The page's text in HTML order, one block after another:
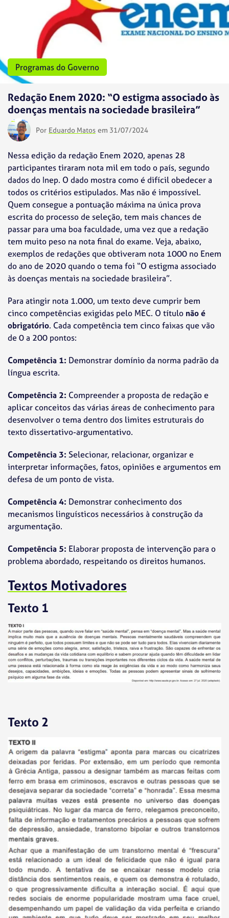
Programas do Governo
Redação Enem 2020: “O estigma associado às
doenças mentais na sociedade brasileira”
Por Eduardo Matos em 31/07/2024
Nessa edição da redação Enem 2020, apenas 28
participantes tiraram nota mil em todo o país, segundo
dados do Inep. O dado mostra como é difícil obedecer a
todos os critérios estipulados. Mas não é impossível.
Quem consegue a pontuação máxima na única prova
escrita do processo de seleção, tem mais chances de
passar para uma boa faculdade, uma vez que a redação
tem muito peso na nota final do exame. Veja, abaixo,
exemplos de redações que obtiveram nota 1000 no Enem
do ano de 2020 quando o tema foi “O estigma associado
às doenças mentais na sociedade brasileira”.
Para atingir nota 1.000, um texto deve cumprir bem
cinco competências exigidas pelo MEC. O título não é
obrigatório. Cada competência tem cinco faixas que vão
de 0 a 200 pontos:
Competência 1: Demonstrar domínio da norma padrão da
língua escrita.
Competência 2: Compreender a proposta de redação e
aplicar conceitos das várias áreas de conhecimento para
desenvolver o tema dentro dos limites estruturais do
texto dissertativo-argumentativo.
Competência 3: Selecionar, relacionar, organizar e
interpretar informações, fatos, opiniões e argumentos em
defesa de um ponto de vista.
Competência 4: Demonstrar conhecimento dos
mecanismos linguísticos necessários à construção da
argumentação.
Competência 5: Elaborar proposta de intervenção para o
problema abordado, respeitando os direitos humanos.
Textos Motivadores
Texto 1
Texto 2